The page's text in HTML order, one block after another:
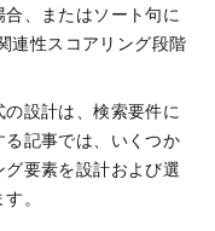
、またはソート句に
連性スコアリング段階
設計は、検索要件に
る記事では、いくつか
要素を設計および選
。